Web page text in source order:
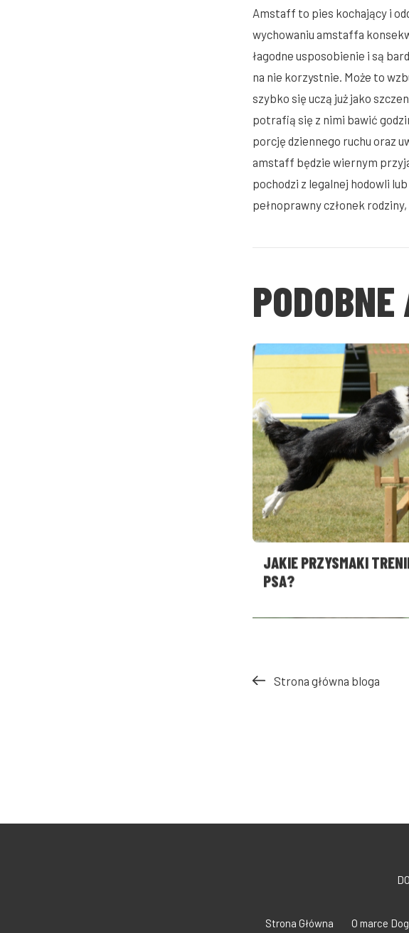
Amstaff to pies kochający i
wychowaniu amstaffa
łagodne usposobienie i są
na nie korzystnie. Może to
szybko się uczą już jako
potrafią się z nimi bawić
porcję dziennego ruchu oraz
amstaff będzie wiernym
pochodzi z legalnej hodowli
pełnoprawny członek
JAKIE PRZYSMAKI
PSA?
POZNAJ PSA: BORDER
Strona główna bloga
Strona Główna O marce